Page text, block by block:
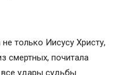
только Иисусу Христу,
смертных, почитала
удары судьбы.